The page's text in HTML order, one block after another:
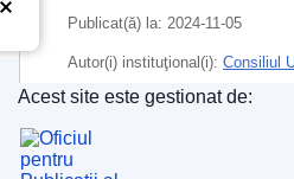
Publicat(ă) la: 2024-11-05
Autor(i) instituţional(i): Consiliul
IMMC : ST 15226 2024 INIT
Oficiul pentru Publicații al
Acest site este gestionat de: